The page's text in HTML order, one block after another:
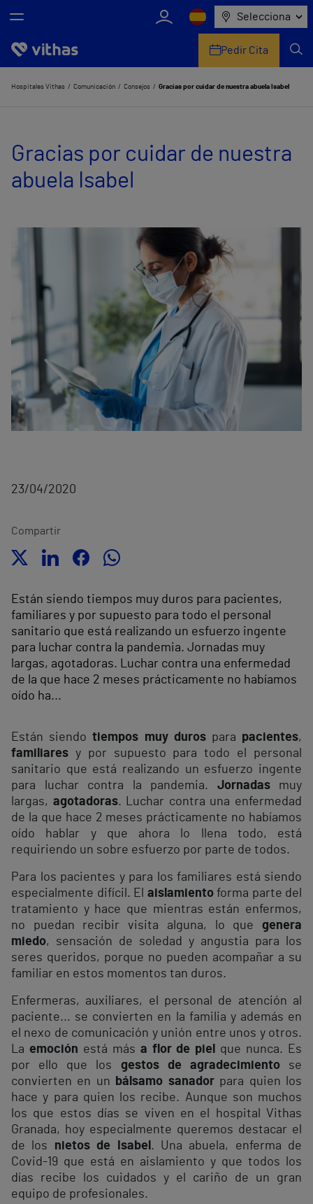
Selecciona
Nosotros
Servicios de salud
Equipo médico y asistencial
Pedir Cita
Hospitales Vithas Comunicación Consejos Gracias por cuidar de nuestra abuela Isabel
Gracias por cuidar de nuestra
abuela Isabel
23/04/2020
Compartir
Están siendo tiempos muy duros para pacientes,
familiares y por supuesto para todo el personal
sanitario que está realizando un esfuerzo ingente
para luchar contra la pandemia. Jornadas muy
largas, agotadoras. Luchar contra una enfermedad
de la que hace 2 meses prácticamente no habíamos
oído ha...
Están siendotiempos muy durospara pacientes,
familiares y por supuesto para todo el personal
sanitario que está realizando un esfuerzo ingente
para luchar contra la pandemia. Jornadasmuy
largas, agotadoras. Luchar contra una enfermedad
de la que hace 2 meses prácticamente no habíamos
oído hablar y que ahora lo llena todo, está
requiriendo un sobre esfuerzo por parte de todos.
Para los pacientes y para los familiares está siendo
especialmente difícil. El aislamientoforma parte del
tratamiento y hace que mientras están enfermos,
no puedan recibir visita alguna, lo que genera
miedo, sensación de soledad y angustia para los
seres queridos, porque no pueden acompañar a su
familiar en estos momentos tan duros.
Enfermeras, auxiliares, el personal de atención al
paciente... se convierten en la familia y además en
el nexo de comunicación y unión entre unos y otros.
La emoción está más a flor de piel
que nunca. Es
por ello que los gestos de agradecimientose
convierten en un
bálsamo sanadorpara quien los
hace y para quien los recibe. Aunque son muchos
los que estos días se viven en el hospital Vithas
Granada, hoy especialmente queremos destacar el
de los nietos de Isabel . Una abuela, enferma de
Covid-19 que está en aislamiento y que todos los
días recibe los cuidados y el cariño de un gran
equipo de profesionales.